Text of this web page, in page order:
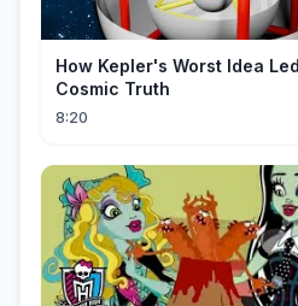
How Kepler's Worst Idea
Cosmic Truth
8:20